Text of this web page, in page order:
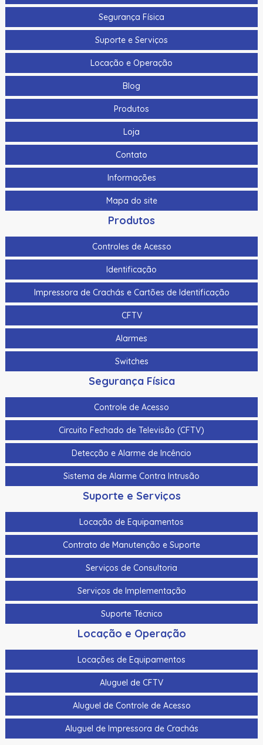
Segurança Física
Suporte e Serviços
Locação e Operação
Blog
Produtos
Loja
Contato
Informações
Mapa do site
Produtos
Controles de Acesso
Identificação
Impressora de Crachás e Cartões de Identificação
CFTV
Alarmes
Switches
Segurança Física
Controle de Acesso
Circuito Fechado de Televisão (CFTV)
Detecção e Alarme de Incêncio
Sistema de Alarme Contra Intrusão
Suporte e Serviços
Locação de Equipamentos
Contrato de Manutenção e Suporte
Serviços de Consultoria
Serviços de Implementação
Suporte Técnico
Locação e Operação
Locações de Equipamentos
Aluguel de CFTV
Aluguel de Controle de Acesso
Aluguel de Impressora de Crachás